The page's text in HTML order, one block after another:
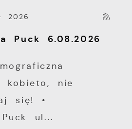
Puck 6.08.2026
kobieto, nie
się! •
ul...